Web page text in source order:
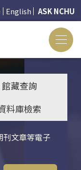
English ASK NCHU
館藏查詢
料庫檢索
刊文章等電子